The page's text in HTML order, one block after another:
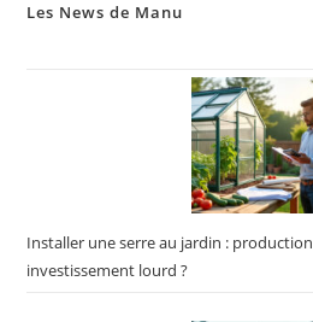
Les News de Manu
Installer une serre au jardin :
investissement lourd ?